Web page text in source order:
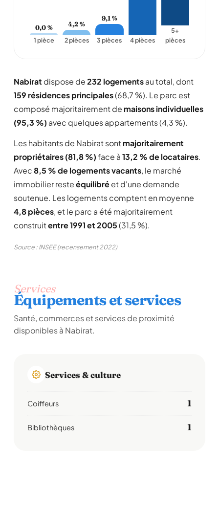
0,0 %
1 pièce
4,2 %
2 pièces
9,1 %
3 pièces 4 pièces
5+
pièces
Nabirat dispose de232 logementsau total, dont
159 résidences principales(68,7 %). Le parc est
composé majoritairement de maisons individuelles
(95,3 %) avec quelques appartements (4,3 %).
Les habitants de Nabirat sontmajoritairement
propriétaires (81,8 %)face à13,2 % de locataires.
Avec8,5 % de logements vacants, le marché
immobilier resteéquilibréet d'une demande
soutenue. Les logements comptent en moyenne
4,8 pièces, et le parc a été majoritairement
construitentre 1991 et 2005(31,5 %).
Source : INSEE (recensement 2022)
Services
Équipements et services
Santé, commerces et services de proximité
disponibles à Nabirat.
Services & culture
Coiffeurs 1
Bibliothèques 1